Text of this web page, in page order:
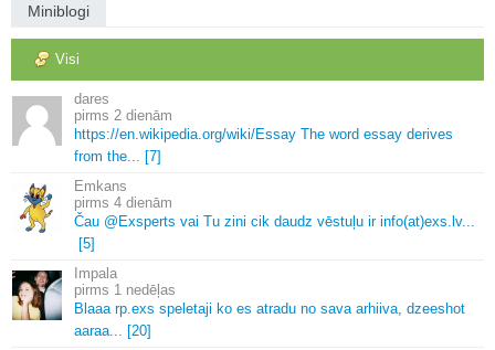
Miniblogi
Visi
dares
2 dienām
https://en. wikipedia. org/wiki/Essay The word essay derives
from the.
[7]
Emkans
4 dienām
Čau @Exsperts vai Tu zini cik daudz vēstuļu ir info(at)exs. lv.
[5]
Impala
1 nedēļas
Blaaa rp. exs speletaji ko es atradu no sava arhiiva, dzeeshot
aaraa.
[20]